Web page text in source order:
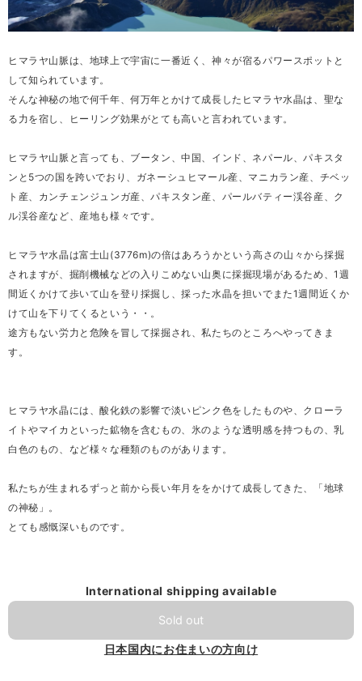
ヒマラヤ山脈は、地球上で宇宙に一番近く、神々が宿るパワースポットと
して知られています。
そんな神秘の地で何千年、何万年とかけて成長したヒマラヤ水晶は、聖な
る力を宿し、ヒーリング効果がとても高いと言われています。
ヒマラヤ山脈と言っても、ブータン、中国、インド、ネパール、パキスタ
ンと5つの国を跨いでおり、ガネーシュヒマール産、マニカラン産、チベッ
ト産、カンチェンジュンガ産、パキスタン産、パールバティー渓谷産、ク
ル渓谷産など、産地も様々です。
ヒマラヤ水晶は富士山(3776m)の倍はあろうかという高さの山々から採掘
されますが、掘削機械などの入りこめない山奥に採掘現場があるため、1週
間近くかけて歩いて山を登り採掘し、採った水晶を担いでまた1週間近くか
けて山を下りてくるという・・。
途方もない労力と危険を冒して採掘され、私たちのところへやってきま
す。
ヒマラヤ水晶には、酸化鉄の影響で淡いピンク色をしたものや、クローラ
イトやマイカといった鉱物を含むもの、氷のような透明感を持つもの、乳
白色のもの、など様々な種類のものがあります。
私たちが生まれるずっと前から長い年月ををかけて成長してきた、「地球
の神秘」。
とても感慨深いものです。
International shipping available
Sold out
日本国内にお住まいの方向け